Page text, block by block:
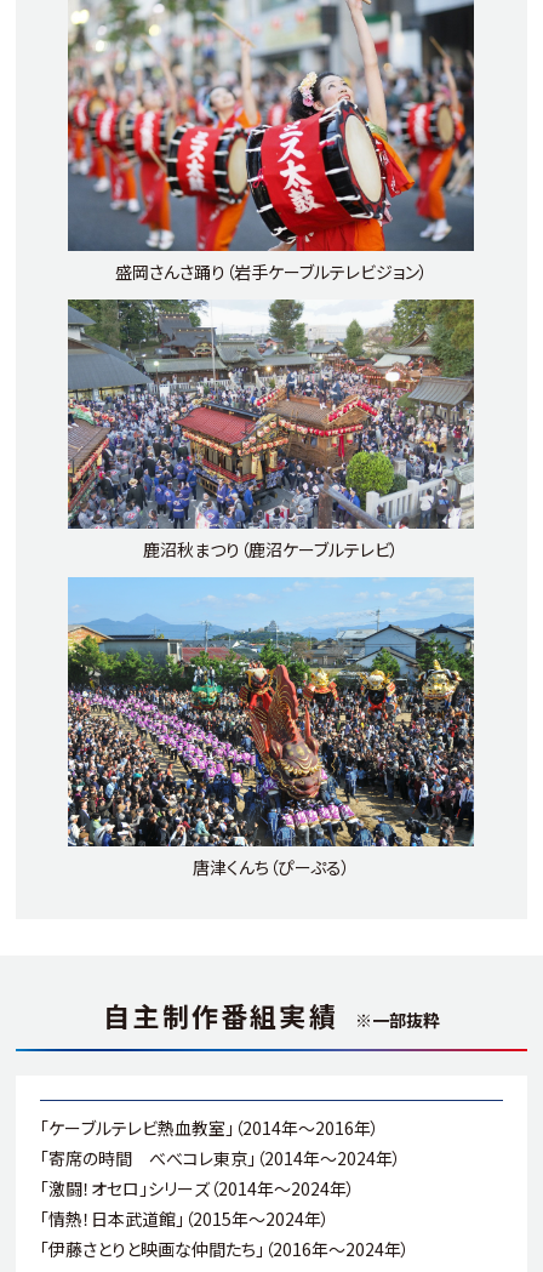
盛岡さんさ踊り（岩手ケーブルテレビジョン）
鹿沼秋まつり（鹿沼ケーブルテレビ）
唐津くんち（ぴーぷる）
自主制作番組実績 ※一部抜粋
「ケーブルテレビ熱血教室」（2014年～2016年）
「寄席の時間 べべコレ東京」（2014年～2024年）
「激闘！オセロ」シリーズ（2014年～2024年）
「情熱！日本武道館」（2015年～2024年）
「伊藤さとりと映画な仲間たち」（2016年～2024年）